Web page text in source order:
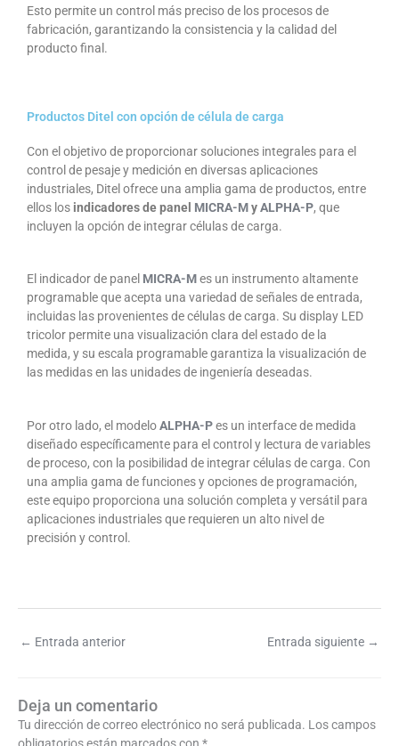
Esto permite un control más preciso de los procesos de
fabricación, garantizando la consistencia y la calidad del
producto final.
Productos Ditel con opción de célula de carga
Con el objetivo de proporcionar soluciones integrales para el
control de pesaje y medición en diversas aplicaciones
industriales, Ditel ofrece una amplia gama de productos, entre
ellos los indicadores de panel MICRA-MyALPHA-P, que
incluyen la opción de integrar células de carga.
El indicador de panel MICRA-Mes un instrumento altamente
programable que acepta una variedad de señales de entrada,
incluidas las provenientes de células de carga. Su display LED
tricolor permite una visualización clara del estado de la
medida, y su escala programable garantiza la visualización de
las medidas en las unidades de ingeniería deseadas.
Por otro lado, el modeloALPHA-Pes un interface de medida
diseñado específicamente para el control y lectura de variables
de proceso, con la posibilidad de integrar células de carga. Con
una amplia gama de funciones y opciones de programación,
este equipo proporciona una solución completa y versátil para
aplicaciones industriales que requieren un alto nivel de
precisión y control.
← Entrada anterior Entrada siguiente →
Deja un comentario
Tu dirección de correo electrónico no será publicada. Los campos
obligatorios están marcados con *